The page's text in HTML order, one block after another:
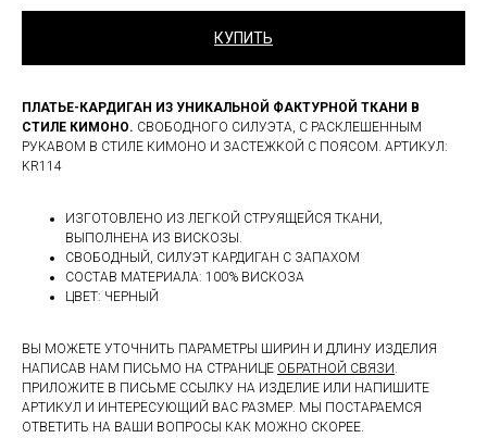
КУПИТЬ
ПЛАТЬЕ-КАРДИГАН ИЗ УНИКАЛЬНОЙ ФАКТУРНОЙ ТКАНИ В
СТИЛЕ КИМОНО. СВОБОДНОГО СИЛУЭТА, С РАСКЛЕШЕННЫМ
РУКАВОМ В СТИЛЕ КИМОНО И ЗАСТЕЖКОЙ С ПОЯСОМ. АРТИКУЛ:
KR114
ИЗГОТОВЛЕНО ИЗ ЛЕГКОЙ СТРУЯЩЕЙСЯ ТКАНИ,
ВЫПОЛНЕНА ИЗ ВИСКОЗЫ.
СВОБОДНЫЙ, СИЛУЭТ КАРДИГАН С ЗАПАХОМ
СОСТАВ МАТЕРИАЛА: 100% ВИСКОЗА
ЦВЕТ: ЧЕРНЫЙ
ВЫ МОЖЕТЕ УТОЧНИТЬ ПАРАМЕТРЫ ШИРИН И ДЛИНУ ИЗДЕЛИЯ
НАПИСАВ НАМ ПИСЬМО НА СТРАНИЦЕ ОБРАТНОЙ СВЯЗИ.
ПРИЛОЖИТЕ В ПИСЬМЕ ССЫЛКУ НА ИЗДЕЛИЕ ИЛИ НАПИШИТЕ
АРТИКУЛ И ИНТЕРЕСУЮЩИЙ ВАС РАЗМЕР. МЫ ПОСТАРАЕМСЯ
ОТВЕТИТЬ НА ВАШИ ВОПРОСЫ КАК МОЖНО СКОРЕЕ.